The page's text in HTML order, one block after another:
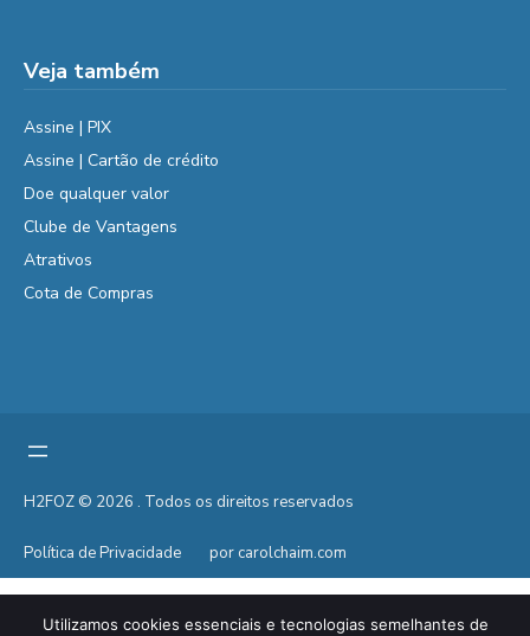
Veja também
Assine | PIX
Assine | Cartão de crédito
Doe qualquer valor
Clube de Vantagens
Atrativos
Cota de Compras
H2FOZ © 2026 . Todos os direitos reservados
Política de Privacidade por carolchaim.com
Utilizamos cookies essenciais e tecnologias semelhantes de